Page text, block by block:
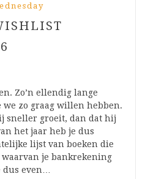
Zo’n ellendig lange
zo graag willen hebben.
sneller groeit, dan dat hij
het jaar heb je dus
lijst van boeken die
je bankrekening
dus even…